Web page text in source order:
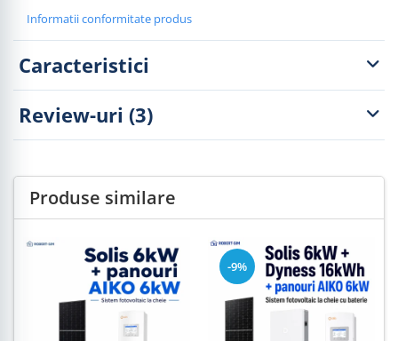
Informatii conformitate produs
Caracteristici
Review-uri (3)
Produse similare
-9%